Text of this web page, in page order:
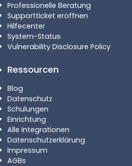
Professionelle Beratung
Supportticket eröffnen
Hilfecenter
System-Status
Vulnerability Disclosure Policy
Ressourcen
Blog
Datenschutz
Schulungen
Einrichtung
Alle Integrationen
Datenschutzerklärung
Impressum
AGBs